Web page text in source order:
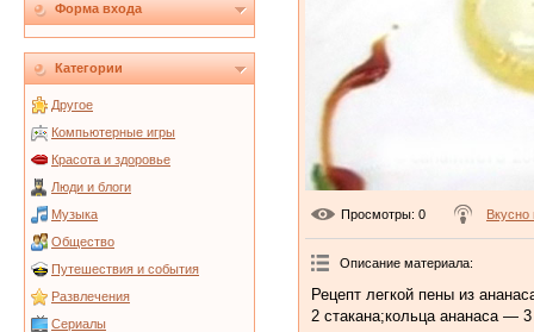
Форма входа
Категории
Другое
Компьютерные игры
Красота и здоровье
Люди и блоги
Музыка
Общество
Путешествия и события
Развлечения
Сериалы
Просмотры: 0 Вкусно
Описание материала:
Рецепт легкой пены из
2 стакана;кольца ананаса —